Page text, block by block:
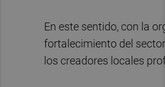
En este sentido, con la
fortalecimiento del
los creadores locales